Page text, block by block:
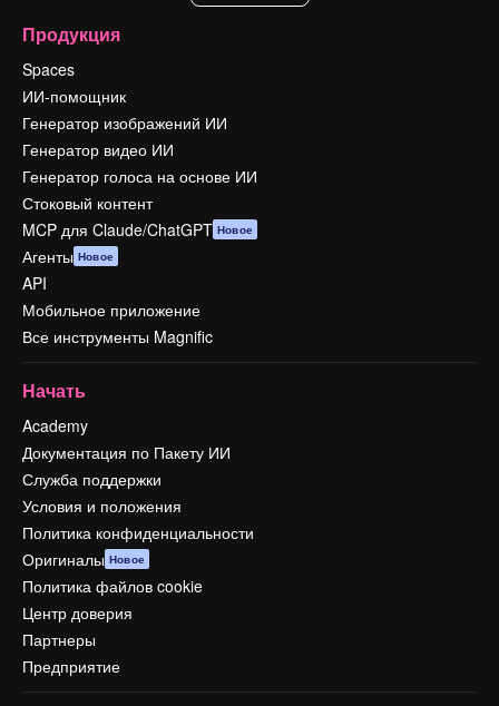
Продукция
Spaces
ИИ-помощник
Генератор изображений ИИ
Генератор видео ИИ
Генератор голоса на основе ИИ
Стоковый контент
MCP для Claude/ChatGPT Новое
Агенты Новое
API
Мобильное приложение
Все инструменты Magnific
Начать
Academy
Документация по Пакету ИИ
Служба поддержки
Условия и положения
Политика конфиденциальности
Оригиналы Новое
Политика файлов cookie
Центр доверия
Партнеры
Предприятие